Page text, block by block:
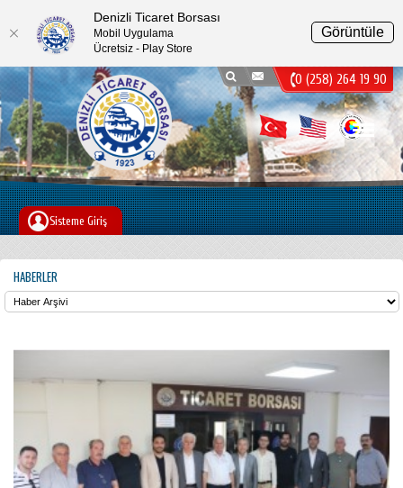
0 (258) 264 19 90
Sisteme Giriş
HABERLER
Menu
Denizli Ticaret Borsası
Mobil Uygulama
Ücretsiz - Play Store
Görüntüle